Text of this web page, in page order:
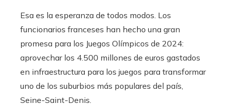
Esa es la esperanza de todos modos. Los
funcionarios franceses han hecho una gran
promesa para los Juegos Olímpicos de 2024:
aprovechar los 4.500 millones de euros gastados
en infraestructura para los juegos para transformar
uno de los suburbios más populares del país,
Seine-Saint-Denis.